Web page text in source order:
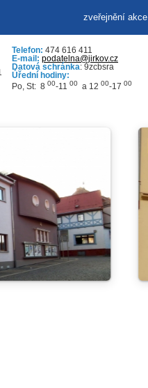
zveřejnění akce
Telefon: 474 616 411
E-mail: podatelna@jirkov.cz
Datová schránka: 9zcbsra
Úřední hodiny:
Po, St: 8 00-11 00 a 12 00-17 00